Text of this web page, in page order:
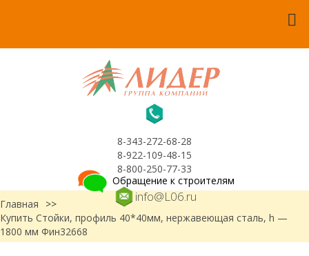
8-343-272-68-28
8-922-109-48-15
8-800-250-77-33
info@L06.ru
Обращение к строителям
Главная
>>
Купить Стойки, профиль 40*40мм, нержавеющая сталь, h —
1800 мм Фин32668